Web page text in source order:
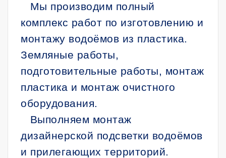
Мы производим полный
комплекс работ по изготовлению и
монтажу водоёмов из пластика.
Земляные работы,
подготовительные работы, монтаж
пластика и монтаж очистного
оборудования.
Выполняем монтаж
дизайнерской подсветки водоёмов
и прилегающих территорий.